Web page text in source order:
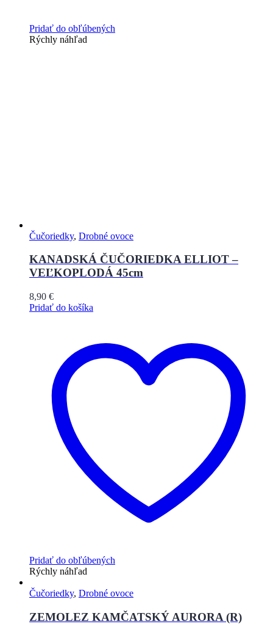
Pridať do obľúbených
Rýchly náhľad
Čučoriedky, Drobné ovoce
KANADSKÁ ČUČORIEDKA ELLIOT –
VEĽKOPLODÁ 45cm
8,90 €
Pridať do košíka
Pridať do obľúbených
Rýchly náhľad
Čučoriedky, Drobné ovoce
ZEMOLEZ KAMČATSKÝ AURORA (R)